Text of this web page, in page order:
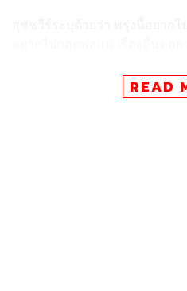
อยู่กับพรรค และนโยบายที่อยา
การแก้ไขปัญหาน้ำท่วม อินเทอ
READ